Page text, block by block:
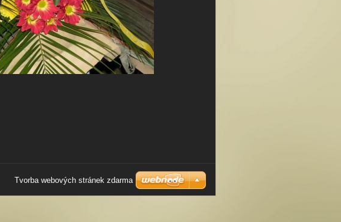
Tvorba webových stránek zdarma